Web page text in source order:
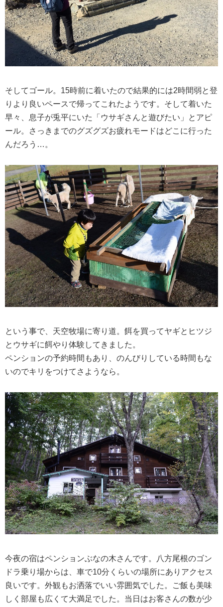
そしてゴール。15時前に着いたので結果的には2時間弱と登
りより良いペースで帰ってこれたようです。そして着いた
早々、息子が兎平にいた「ウサギさんと遊びたい」とアピ
ール。さっきまでのグズグズお疲れモードはどこに行った
んだろう…。
という事で、天空牧場に寄り道。餌を買ってヤギとヒツジ
とウサギに餌やり体験してきました。
ペンションの予約時間もあり、のんびりしている時間もな
いのでキリをつけてさようなら。
今夜の宿はペンションぶなの木さんです。八方尾根のゴン
ドラ乗り場からは、車で10分くらいの場所にありアクセス
良いです。外観もお洒落でいい雰囲気でした。ご飯も美味
しく部屋も広くて大満足でした。当日はお客さんの数が少